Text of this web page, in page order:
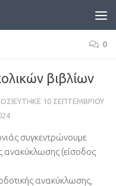
0
βιβλίων
10 ΣΕΠΤΕΜΒΡΊΟΥ
συγκεντρώνουμε
ανακύκλωσης (είσοδος
ανακύκλωσης,